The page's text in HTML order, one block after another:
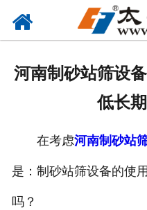
河南制砂站筛设
低长
在考虑河南制砂站
是：制砂站筛设备的使
吗？